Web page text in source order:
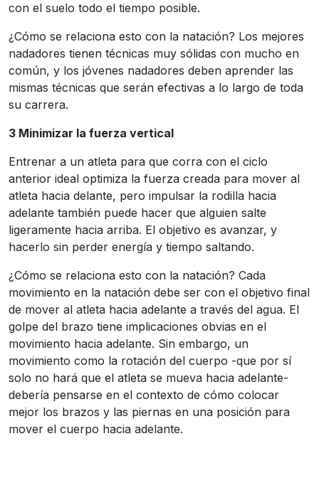
con el suelo todo el tiempo posible.
¿Cómo se relaciona esto con la natación? Los mejores
nadadores tienen técnicas muy sólidas con mucho en
común, y los jóvenes nadadores deben aprender las
mismas técnicas que serán efectivas a lo largo de toda
su carrera.
3 Minimizar la fuerza vertical
Entrenar a un atleta para que corra con el ciclo
anterior ideal optimiza la fuerza creada para mover al
atleta hacia delante, pero impulsar la rodilla hacia
adelante también puede hacer que alguien salte
ligeramente hacia arriba. El objetivo es avanzar, y
hacerlo sin perder energía y tiempo saltando.
¿Cómo se relaciona esto con la natación? Cada
movimiento en la natación debe ser con el objetivo final
de mover al atleta hacia adelante a través del agua. El
golpe del brazo tiene implicaciones obvias en el
movimiento hacia adelante. Sin embargo, un
movimiento como la rotación del cuerpo -que por sí
solo no hará que el atleta se mueva hacia adelante-
debería pensarse en el contexto de cómo colocar
mejor los brazos y las piernas en una posición para
mover el cuerpo hacia adelante.